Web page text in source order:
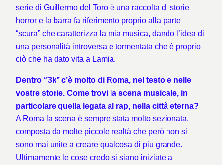
serie di Guillermo del Toro è una raccolta di storie
horror e la barra fa riferimento proprio alla parte
“scura” che caratterizza la mia musica, dando l’idea di
una personalità introversa e tormentata che è proprio
ciò che ha dato vita a Lamia.
Dentro ‘’3k’’ c’è molto di Roma, nel testo e nelle
vostre storie. Come trovi la scena musicale, in
particolare quella legata al rap, nella città eterna?
A Roma la scena è sempre stata molto sezionata,
composta da molte piccole realtà che però non si
sono mai unite a creare qualcosa di piu grande.
Ultimamente le cose credo si siano iniziate a